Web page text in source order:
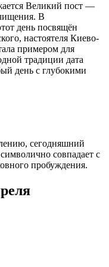
Великий пост —
В
день посвящён
настоятеля Киево-
примером для
традиции дата
день с глубокими
сегодняшний
совпадает с
пробуждения.